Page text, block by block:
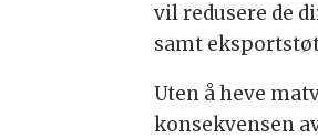
vil redusere de
samt
Uten å heve
konsekvensen